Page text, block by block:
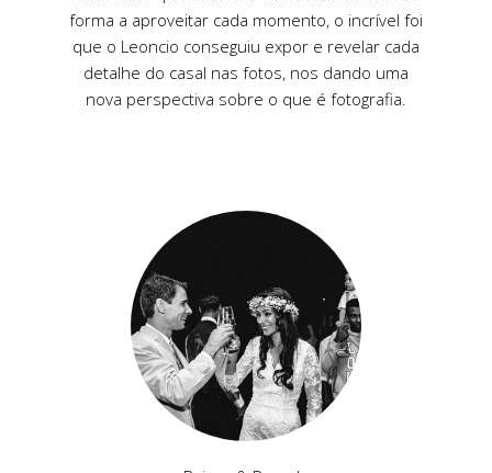
forma a aproveitar cada momento, o incrível foi
que o Leoncio conseguiu expor e revelar cada
detalhe do casal nas fotos, nos dando uma
nova perspectiva sobre o que é fotografia.